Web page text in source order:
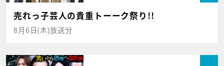
売れっ子芸人の貴重トーーク祭り!!
8月6日(木)放送分